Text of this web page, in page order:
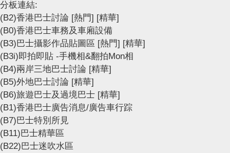
分板連結:
(B2)香港巴士討論 [熱門] [精華]
(B0)香港巴士車務及車廂設備
(B3)巴士攝影作品貼圖區 [熱門] [精華]
(B3i)即拍即貼 -手機相&翻拍Mon相
(B4)兩岸三地巴士討論 [精華]
(B5)外地巴士討論 [精華]
(B6)旅遊巴士及過境巴士 [精華]
(B1)香港巴士廣告消息/廣告車行踪
(B7)巴士特別所見
(B11)巴士精華區
(B22)巴士迷吹水區